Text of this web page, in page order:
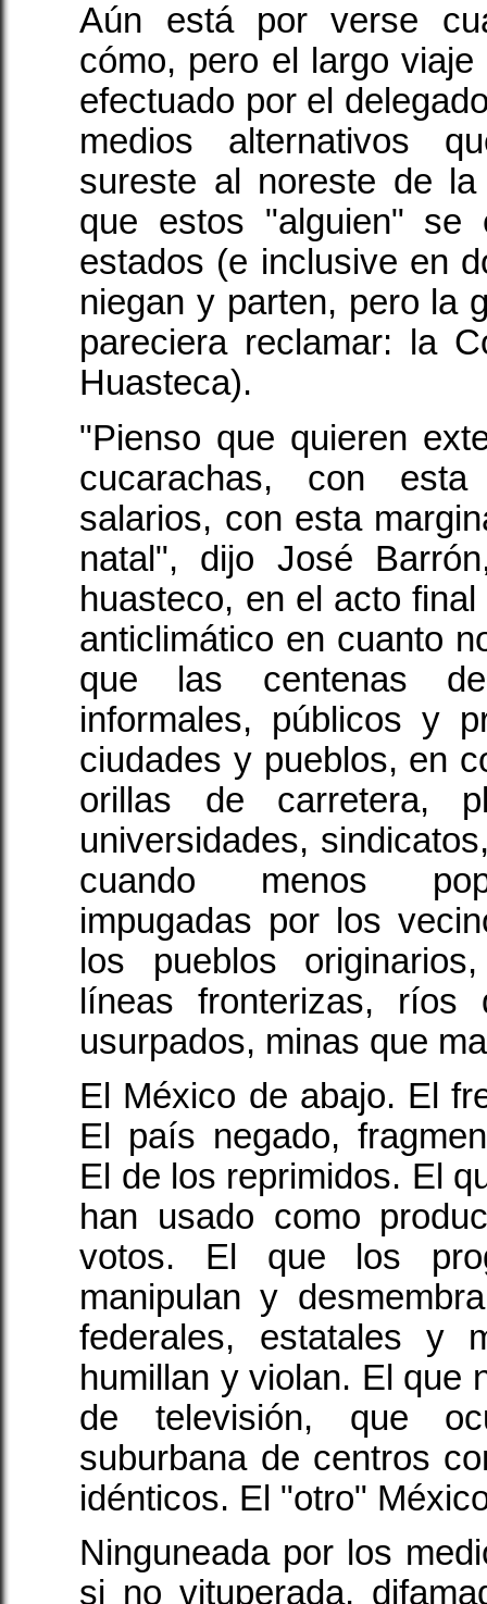
Aún está por verse
cómo, pero el largo
efectuado por el
medios alternativos
sureste al noreste de la
que estos "alguien" se
estados (e inclusive en
niegan y parten, pero la
pareciera reclamar: la
Huasteca).
"Pienso que quieren
cucarachas, con
salarios, con esta
natal", dijo José
huasteco, en el acto
anticlimático en cuanto
que las centenas
informales, públicos y
ciudades y pueblos, en
orillas de carretera,
universidades,
cuando menos
impugadas por los
los pueblos
líneas fronterizas, ríos
usurpados, minas que
El México de abajo. El
El país negado,
El de los reprimidos. El
han usado como
votos. El que los
manipulan y
federales, estatales y
humillan y violan. El que
de televisión, que
suburbana de centros
idénticos. El "otro"
Ninguneada por los
si no vituperada,